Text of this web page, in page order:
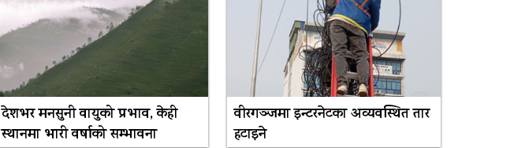
देशभर मनसुनी वायुको प्रभाव, केही
स्थानमा भारी वर्षाको सम्भावना
वीरगञ्जमा इन्टरनेटका अव्यवस्थित तार
हटाइने